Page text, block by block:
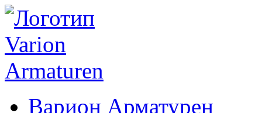
Варион Арматурен